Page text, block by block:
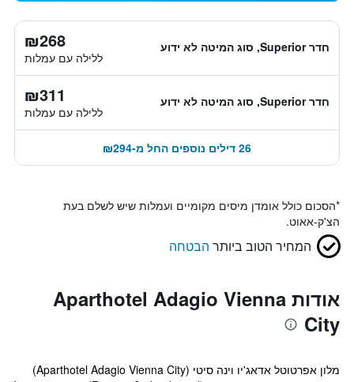
חדר Superior, סוג המיטה לא ידוע ₪268
ללילה עם עמלות
חדר Superior, סוג המיטה לא ידוע ₪311
ללילה עם עמלות
26 דילים נוספים החל מ-₪294
*הסכום כולל אומדן מיסים מקומיים ועמלות שיש לשלם בעת
הצ'ק-אאוט.
המחיר הטוב ביותר הבטחה
אודות Aparthotel Adagio Vienna
City
מלון אפרטוטל אדאג'יו וינה סיטי (Aparthotel Adagio Vienna City)